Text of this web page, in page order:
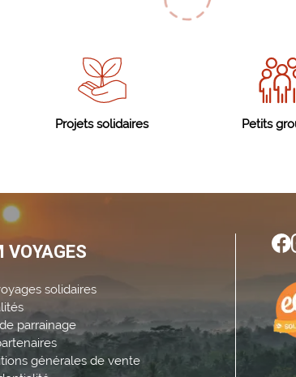
Projets solidaires Petits
VOYAGES
solidaires
parrainage
générales de vente